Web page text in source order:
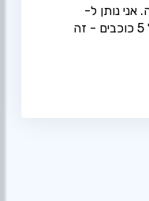
אני נותן ל-
SITE123 בביטחון דירוג מלא של 5 כוכבים - זה